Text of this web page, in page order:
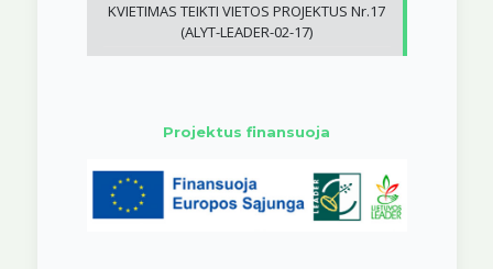
KVIETIMAS TEIKTI VIETOS PROJEKTUS Nr.17
(ALYT-LEADER-02-17)
Projektus finansuoja